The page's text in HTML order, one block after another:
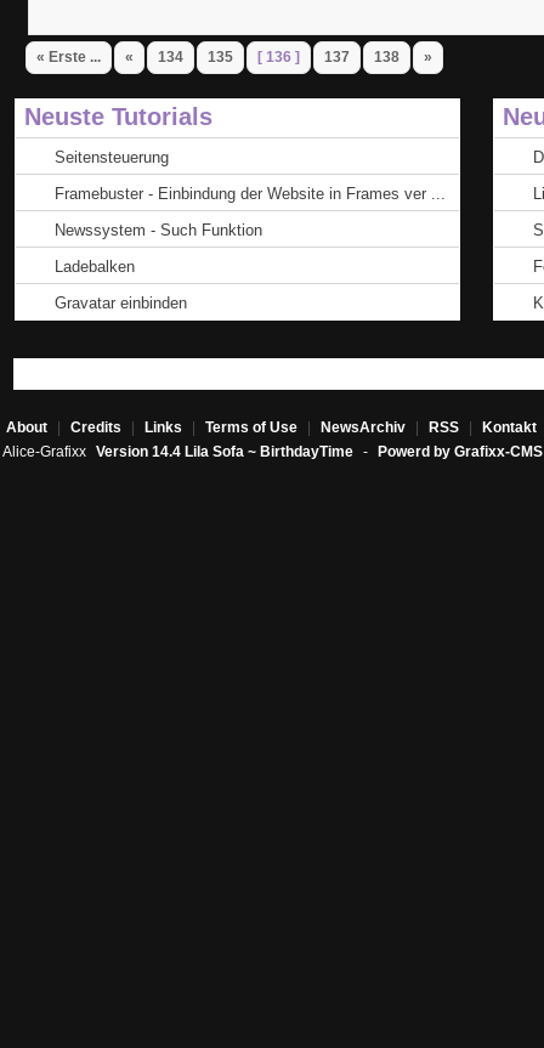
« Erste ... « 134 135 [ 136 ] 137 138 »
Neuste Tutorials
Seitensteuerung
Framebuster - Einbindung der Website in Frames ver ...
Newssystem - Such Funktion
Ladebalken
Gravatar einbinden
About Credits Links Terms of Use NewsArchiv RSS Kontakt
Alice-Grafixx Version 14.4 Lila Sofa ~ BirthdayTime - Powerd by Grafixx-CMS